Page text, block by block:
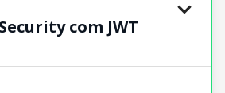
com JWT